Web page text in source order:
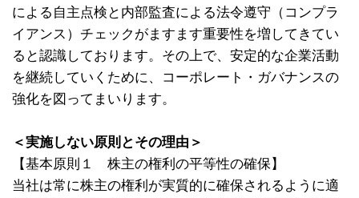
による自主点検と内部監査による法令遵守（コンプラ
イアンス）チェックがますます重要性を増してきてい
ると認識しております。その上で、安定的な企業活動
を継続していくために、コーポレート・ガバナンスの
強化を図ってまいります。
＜実施しない原則とその理由＞
【基本原則１ 株主の権利の平等性の確保】
当社は常に株主の権利が実質的に確保されるように適